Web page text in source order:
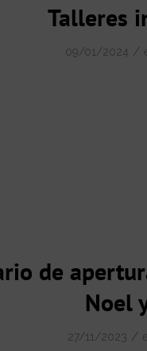
Talleres
09/01/2024 /
de
Noel
27/11/2023 /